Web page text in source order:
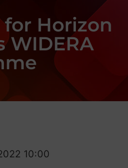
Horizon
WIDERA
10:00